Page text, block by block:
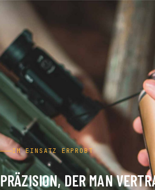
IM EINSATZ ERPROBT
PRÄZISION, DER MAN